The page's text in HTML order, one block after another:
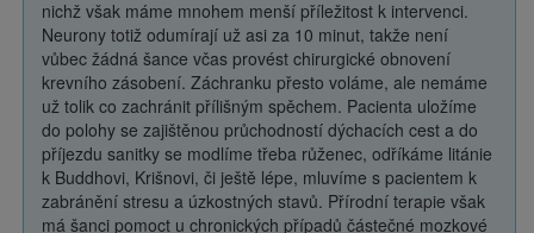
nichž však máme mnohem menší příležitost k intervenci.
Neurony totiž odumírají už asi za 10 minut, takže není
vůbec žádná šance včas provést chirurgické obnovení
krevního zásobení. Záchranku přesto voláme, ale nemáme
už tolik co zachránit přílišným spěchem. Pacienta uložíme
do polohy se zajištěnou průchodností dýchacích cest a do
příjezdu sanitky se modlíme třeba růženec, odříkáme litánie
k Buddhovi, Krišnovi, či ještě lépe, mluvíme s pacientem k
zabránění stresu a úzkostných stavů. Přírodní terapie však
má šanci pomoct u chronických případů částečné mozkové